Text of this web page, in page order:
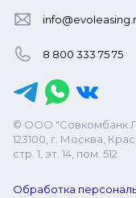
8 800 333 75 75
© ООО "Совкомбанк
123100, г. Москва,
стр. 1, эт. 14, пом. 512
Обработка